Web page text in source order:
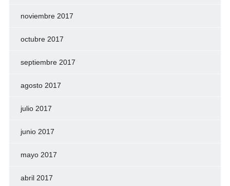
noviembre 2017
octubre 2017
septiembre 2017
agosto 2017
julio 2017
junio 2017
mayo 2017
abril 2017